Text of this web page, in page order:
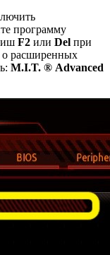
программу
F2 или Del при
о расширенных
M.I.T. ® Advanced